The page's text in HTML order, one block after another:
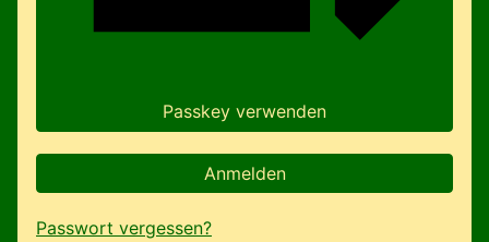
Passkey verwenden
Anmelden
Passwort vergessen?